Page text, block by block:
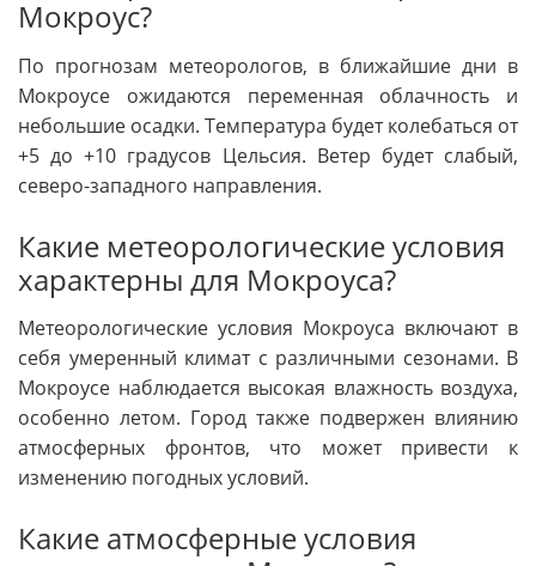
Мокроус?
По прогнозам метеорологов, в ближайшие дни в
Мокроусе ожидаются переменная облачность и
небольшие осадки. Температура будет колебаться от
+5 до +10 градусов Цельсия. Ветер будет слабый,
северо-западного направления.
Какие метеорологические условия
характерны для Мокроуса?
Метеорологические условия Мокроуса включают в
себя умеренный климат с различными сезонами. В
Мокроусе наблюдается высокая влажность воздуха,
особенно летом. Город также подвержен влиянию
атмосферных фронтов, что может привести к
изменению погодных условий.
Какие атмосферные условия